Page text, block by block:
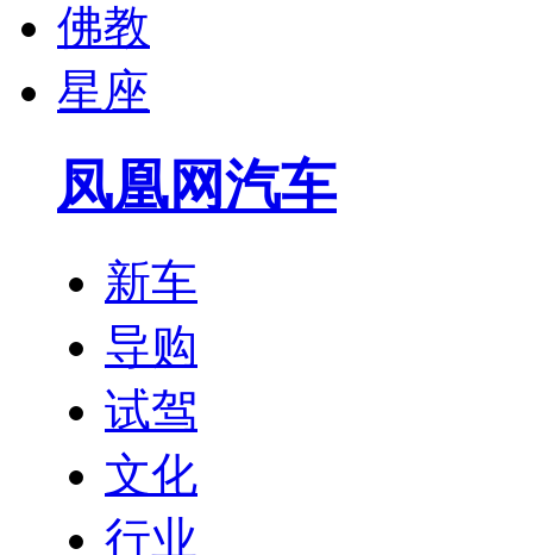
佛教
星座
凤凰网汽车
新车
导购
试驾
文化
行业